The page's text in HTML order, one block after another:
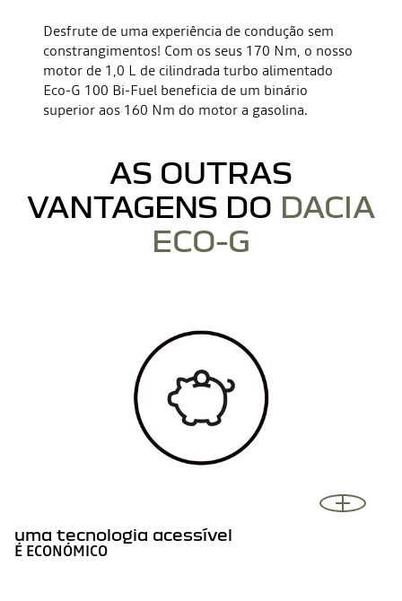
Desfrute de uma experiência de condução sem
constrangimentos! Com os seus 170 Nm, o nosso
motor de 1,0 L de cilindrada turbo alimentado
Eco-G 100 Bi-Fuel beneficia de um binário
superior aos 160 Nm do motor a gasolina.
AS OUTRAS
VANTAGENS DO DACIA
ECO-G
uma tecnologia acessível
É ECONÓMICO